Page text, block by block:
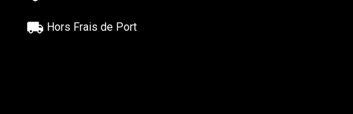
Hors Frais de Port